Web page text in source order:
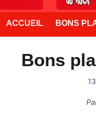
ACCUEIL BONS
Bons